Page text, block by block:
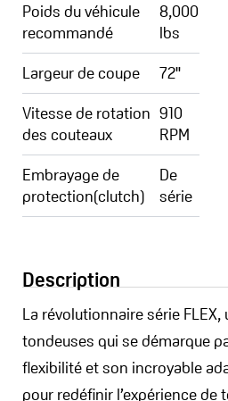
Poids du véhicule
recommandé
8,000
lbs
Largeur de coupe
72"
Vitesse de rotation
des couteaux
910
RPM
Embrayage de
protection(clutch)
De
série
Description
La révolutionnaire série
tondeuses qui se démarque
flexibilité et son incroyable
pour redéfinir l’expérience de